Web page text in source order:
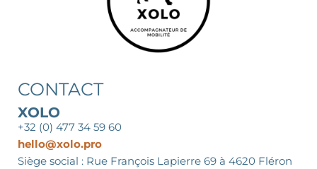
CONTACT
XOLO
+32 (0) 477 34 59 60
hello@xolo.pro
Siège social : Rue François Lapierre 69 à 4620 Fléron